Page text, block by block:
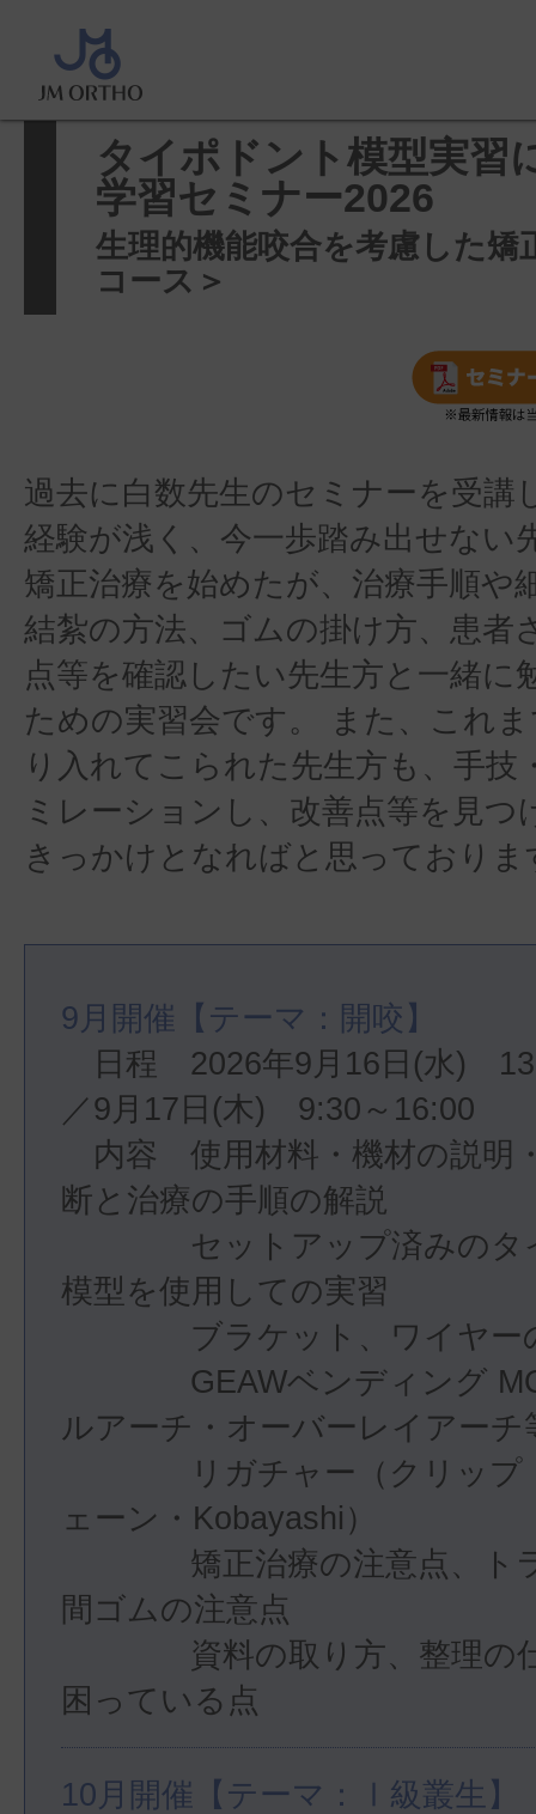
ホーム
よる矯正学習セミナー2026
タイポドント模型実習
学習セミナー2026
生理的機能咬合を考慮した矯
コース＞
過去に白数先生のセミナーを受講
経験が浅く、今一歩踏み出せない
矯正治療を始めたが、治療手順や
結紮の方法、ゴムの掛け方、患者
点等を確認したい先生方と一緒に
ための実習会です。 また、これ
り入れてこられた先生方も、手技
ミレーションし、改善点等を見つ
きっかけとなればと思っておりま
9月開催【テーマ：開咬】
日程　2026年9月16日(水)　
／9月17日(木)　9:30～16:00
内容　使用材料・機材の説明
断と治療の手順の解説
セットアップ済みのタ
模型を使用しての実習
ブラケット、ワイヤー
GEAWベンディング
ルアーチ・オーバーレイアーチ
リガチャー（クリップ・
ェーン・Kobayashi）
矯正治療の注意点、トラ
間ゴムの注意点
資料の取り方、整理の仕
10月開催【テーマ：Ⅰ級叢生】